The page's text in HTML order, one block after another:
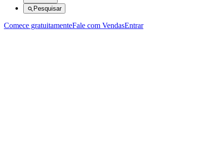
Pesquisar
Comece gratuitamenteFale com VendasEntrar